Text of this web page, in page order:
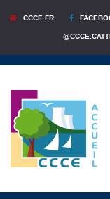
CCCE.FR